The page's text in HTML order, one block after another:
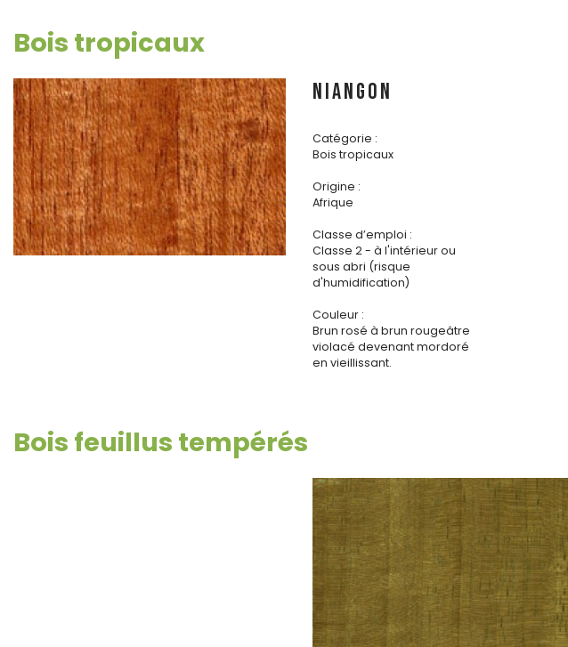
Bois tropicaux
NIANGON
Catégorie :
Bois tropicaux
Origine :
Afrique
Classe d’emploi :
Classe 2 - à l'intérieur ou
sous abri (risque
d'humidification)
Couleur :
Brun rosé à brun rougeâtre
violacé devenant mordoré
en vieillissant.
Bois feuillus tempérés